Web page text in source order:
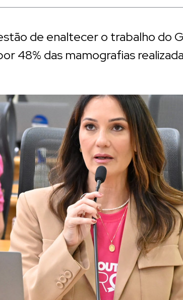
de enaltecer o trabalho do
48% das mamografias